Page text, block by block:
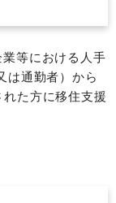
等における人手
は通勤者）から
た方に移住支援